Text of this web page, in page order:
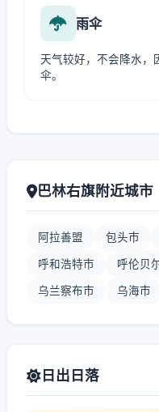
雨伞
天气较好，不会降水，
伞。
巴林右旗附近城市
阿拉善盟 包头市
呼和浩特市 呼伦贝
乌兰察布市 乌海市
日出日落